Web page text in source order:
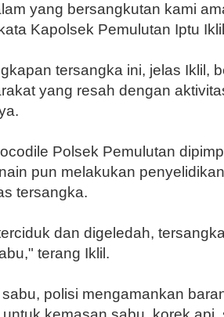
yang bersangkutan kami
Kapolsek Pemulutan Iptu
tersangka ini, jelas Iklil,
yang resah dengan
Polsek Pemulutan
pun melakukan
tersangka.
dan digeledah,
terang Iklil.
polisi mengamankan